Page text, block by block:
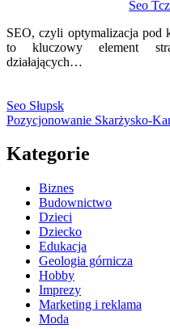
Seo
SEO, czyli optymalizacja pod
to kluczowy element
działających…
Seo Słupsk
Pozycjonowanie Skarżysko-
Kategorie
Biznes
Budownictwo
Dzieci
Dziecko
Edukacja
Geologia górnicza
Hobby
Imprezy
Marketing i reklama
Moda